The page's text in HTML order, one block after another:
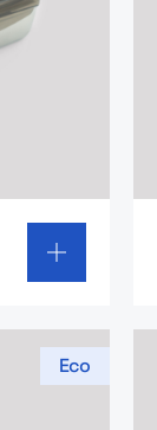
Eco